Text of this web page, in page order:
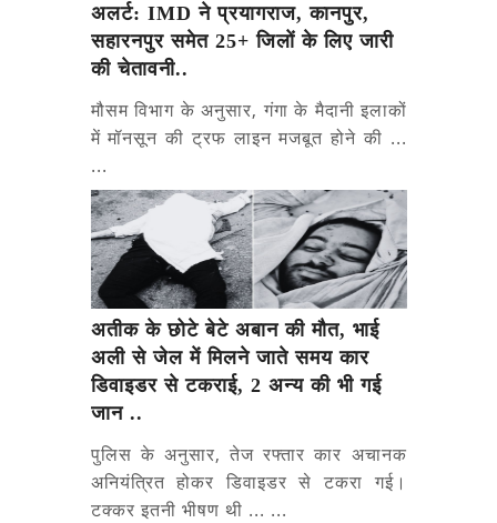
अलर्ट: IMD ने प्रयागराज, कानपुर,
सहारनपुर समेत 25+ जिलों के लिए जारी
की चेतावनी..
मौसम विभाग के अनुसार, गंगा के मैदानी इलाकों
में मॉनसून की ट्रफ लाइन मजबूत होने की ...
...
अतीक के छोटे बेटे अबान की मौत, भाई
अली से जेल में मिलने जाते समय कार
डिवाइडर से टकराई, 2 अन्य की भी गई
जान ..
पुलिस के अनुसार, तेज रफ्तार कार अचानक
अनियंत्रित होकर डिवाइडर से टकरा गई।
टक्कर इतनी भीषण थी ... ...